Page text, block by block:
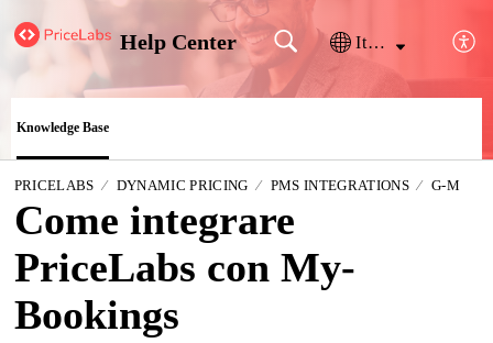
Help Center Italiano
Knowledge Base
PRICELABS DYNAMIC PRICING PMS INTEGRATIONS G-M
Come integrare
PriceLabs con My-
Bookings